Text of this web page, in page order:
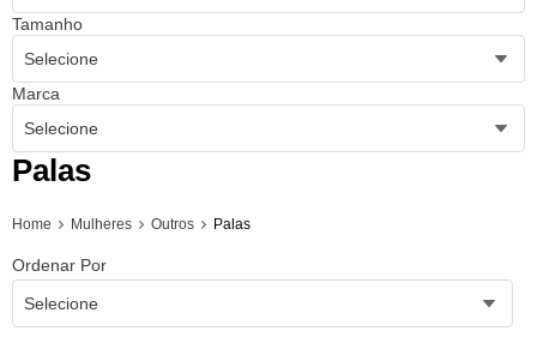
Tamanho
Selecione
Marca
Selecione
Palas
Home Mulheres Outros Palas
Ordenar Por
Selecione